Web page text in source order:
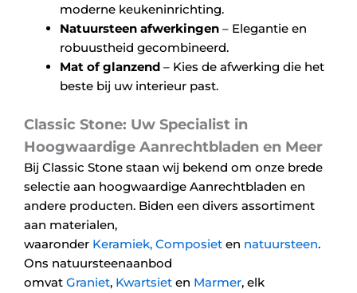
moderne keukeninrichting.
Natuursteen afwerkingen – Elegantie en
robuustheid gecombineerd.
Mat of glanzend – Kies de afwerking die het
beste bij uw interieur past.
Classic Stone: Uw Specialist in
Hoogwaardige Aanrechtbladen en Meer
Bij Classic Stone staan wij bekend om onze brede
selectie aan hoogwaardige Aanrechtbladen en
andere producten. Biden een divers assortiment
aan materialen,
waaronder Keramiek, Composiet en natuursteen.
Ons natuursteenaanbod
omvat Graniet, Kwartsiet en Marmer, elk